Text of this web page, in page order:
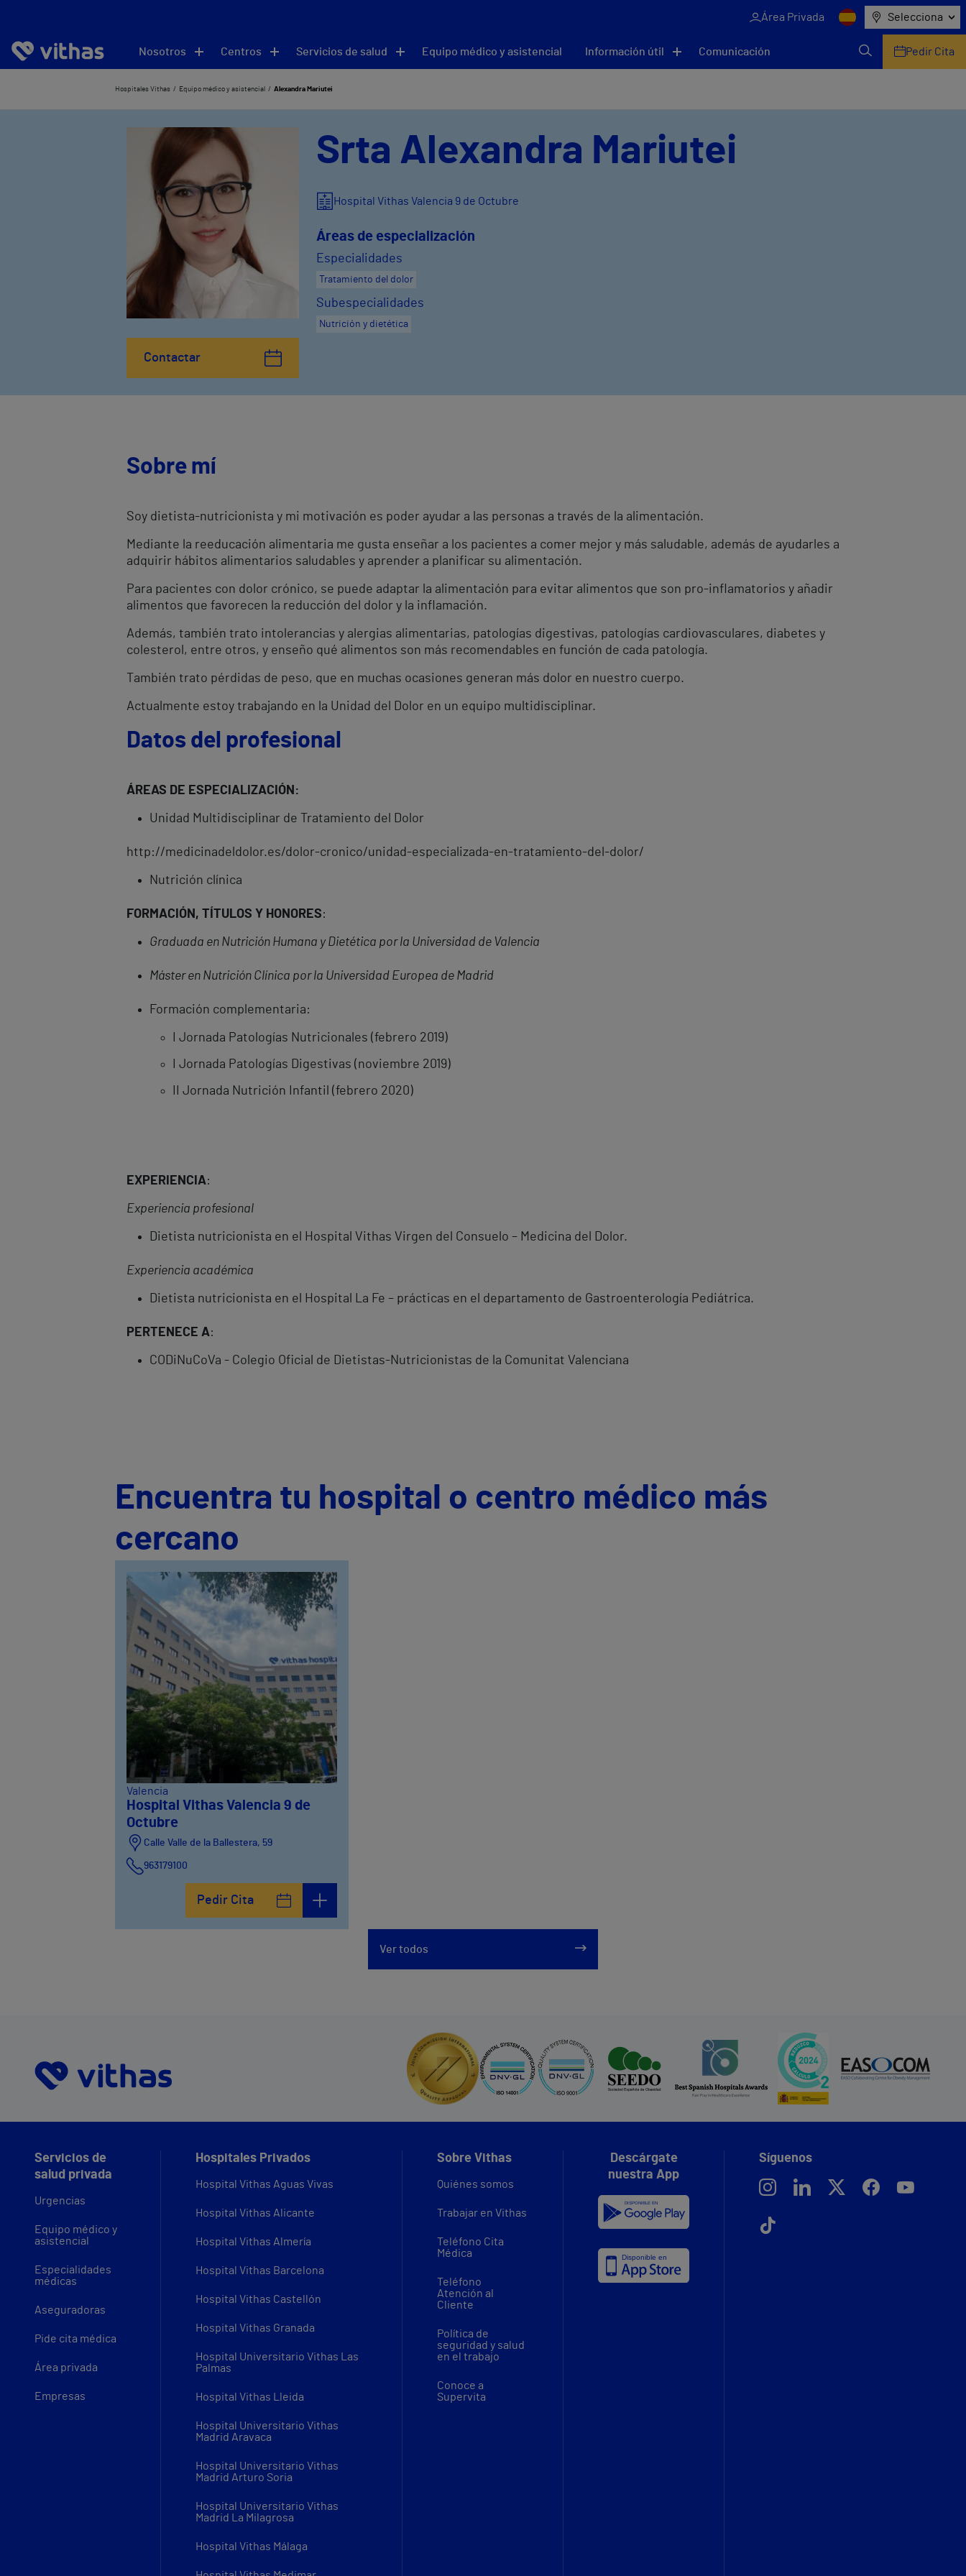
Área Privada Selecciona
Nosotros Centros Servicios de salud Equipo médico y asistencial Información útil Comunicación Pedir Cita
Hospitales Vithas Equipo médico y asistencial Alexandra Mariutei
Contactar
Srta Alexandra Mariutei
Hospital Vithas Valencia 9 de Octubre
Áreas de especialización
Especialidades
Tratamiento del dolor
Subespecialidades
Nutrición y dietética
Sobre mí
Soy dietista-nutricionista y mi motivación es poder ayudar a las personas a través de la alimentación.
Mediante la reeducación alimentaria me gusta enseñar a los pacientes a comer mejor y más saludable, además de ayudarles a
adquirir hábitos alimentarios saludables y aprender a planificar su alimentación.
Para pacientes con dolor crónico, se puede adaptar la alimentación para evitar alimentos que son pro-inflamatorios y añadir
alimentos que favorecen la reducción del dolor y la inflamación.
Además, también trato intolerancias y alergias alimentarias, patologías digestivas, patologías cardiovasculares, diabetes y
colesterol, entre otros, y enseño qué alimentos son más recomendables en función de cada patología.
También trato pérdidas de peso, que en muchas ocasiones generan más dolor en nuestro cuerpo.
Actualmente estoy trabajando en la Unidad del Dolor en un equipo multidisciplinar.
Datos del profesional
ÁREAS DE ESPECIALIZACIÓN:
Unidad Multidisciplinar de Tratamiento del Dolor
http://medicinadeldolor.es/dolor-cronico/unidad-especializada-en-tratamiento-del-dolor/
Nutrición clínica
FORMACIÓN, TÍTULOS Y HONORES:
Graduada en Nutrición Humana y Dietética por la Universidad de Valencia
Máster en Nutrición Clínica por la Universidad Europea de Madrid
Formación complementaria:
I Jornada Patologías Nutricionales (febrero 2019)
I Jornada Patologías Digestivas (noviembre 2019)
II Jornada Nutrición Infantil (febrero 2020)
EXPERIENCIA:
Experiencia profesional
Dietista nutricionista en el Hospital Vithas Virgen del Consuelo – Medicina del Dolor.
Experiencia académica
Dietista nutricionista en el Hospital La Fe – prácticas en el departamento de Gastroenterología Pediátrica.
PERTENECE A:
CODiNuCoVa - Colegio Oficial de Dietistas-Nutricionistas de la Comunitat Valenciana
Encuentra tu hospital o centro médico más
cercano
Valencia
Hospital Vithas Valencia 9 de
Octubre
Calle Valle de la Ballestera, 59
963179100
Pedir Cita
Ver todos
Servicios de
salud privada
Urgencias
Equipo médico y
asistencial
Especialidades
médicas
Aseguradoras
Pide cita médica
Área privada
Empresas
Hospitales Privados
Hospital Vithas Aguas Vivas
Hospital Vithas Alicante
Hospital Vithas Almería
Hospital Vithas Barcelona
Hospital Vithas Castellón
Hospital Vithas Granada
Hospital Universitario Vithas Las
Palmas
Hospital Vithas Lleida
Hospital Universitario Vithas
Madrid Aravaca
Hospital Universitario Vithas
Madrid Arturo Soria
Hospital Universitario Vithas
Madrid La Milagrosa
Hospital Vithas Málaga
Sobre Vithas
Quiénes somos
Trabajar en Vithas
Teléfono Cita
Médica
Teléfono
Atención al
Cliente
Política de
seguridad y salud
en el trabajo
Conoce a
Supervita
Descárgate
nuestra App
Síguenos